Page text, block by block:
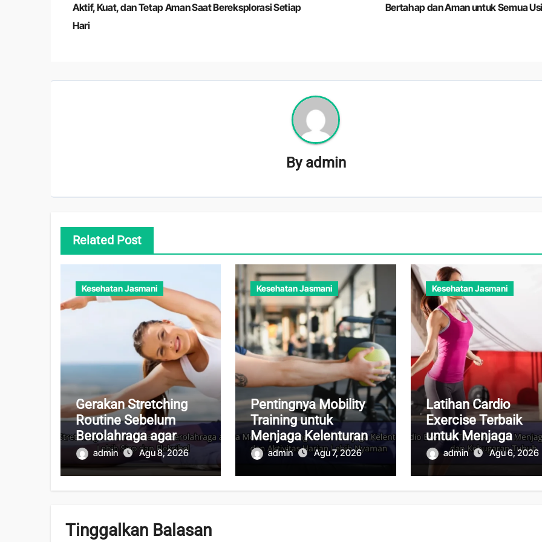
pos
Aktif, Kuat, dan Tetap Aman Saat Bereksplorasi Setiap
Hari
Bertahap dan Aman untuk Semua
By admin
Related Post
Kesehatan Jasmani
Gerakan Stretching
Routine Sebelum
Berolahraga agar
Tubuh Lebih Siap dan
Fleksibel
admin Agu 8, 2026
Kesehatan Jasmani
Pentingnya Mobility
Training untuk
Menjaga Kelenturan
Tubuh dan Aktivitas
admin Agu 7, 2026
Kesehatan Jasmani
Latihan Cardio
Exercise Terbaik
untuk Menjaga
Kesehatan Jantung
dan Kebugaran
admin Agu 6, 2026
Tinggalkan Balasan